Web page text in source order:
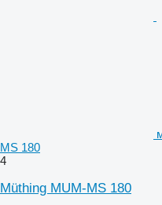
MS 180
4
Müthing MUM-MS 180